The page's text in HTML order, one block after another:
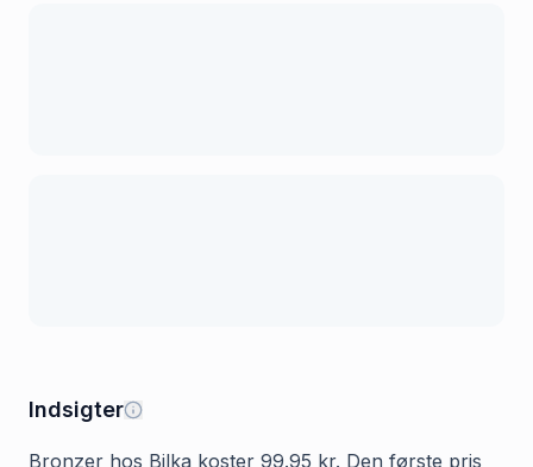
Indsigter
Bronzer hos Bilka koster 99.95 kr. Den første pris